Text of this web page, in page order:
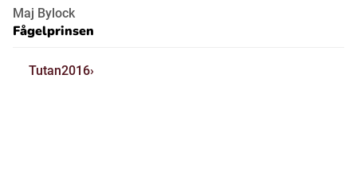
Maj Bylock
Fågelprinsen
Tutan2016